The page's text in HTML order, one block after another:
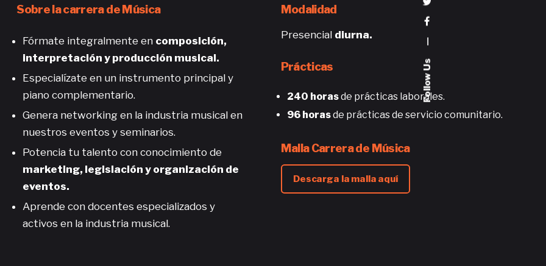
Follow Us
Sobre la carrera de Música
Fórmate integralmente en composición,
interpretación y producción musical.
Especialízate en un instrumento principal y
piano complementario.
Genera networking en la industria musical en
nuestros eventos y seminarios.
Potencia tu talento con conocimiento de
marketing, legislación y organización de
eventos.
Aprende con docentes especializados y
activos en la industria musical.
Modalidad
Presencial diurna.
Prácticas
240 horasde prácticas laborales.
96 horasde prácticas de servicio comunitario.
Malla Carrera de Música
Descarga la malla aquí